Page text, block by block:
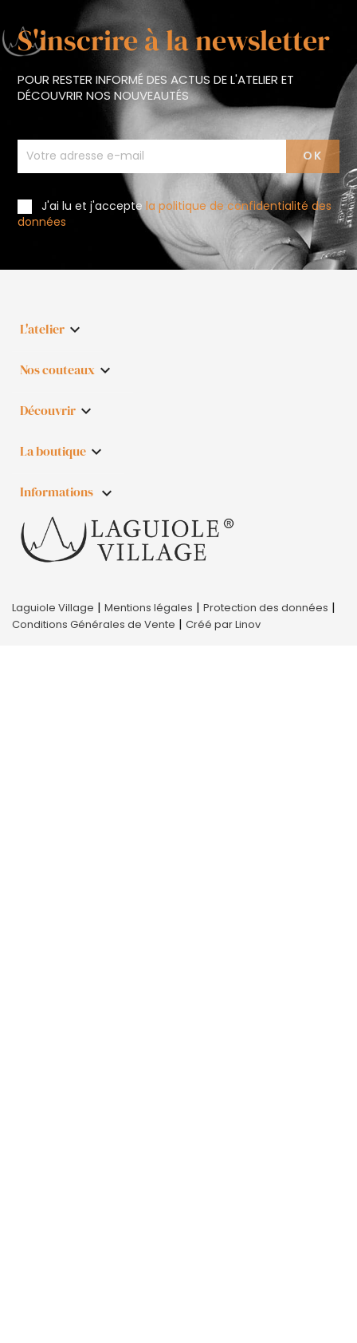
S'inscrire à la newsletter
POUR RESTER INFORMÉ DES ACTUS DE L'ATELIER ET
DÉCOUVRIR NOS NOUVEAUTÉS
J'ai lu et j'acceptela politique de confidentialité des
données
L'atelier 
Nos couteaux 
Découvrir 
La boutique 
Informations keyboard_arrow_down
Laguiole Village | Mentions légales | Protection des données |
Conditions Générales de Vente | Créé par Linov